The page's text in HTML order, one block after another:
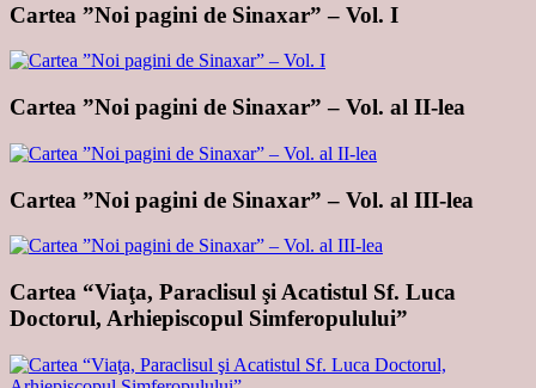
Cartea ”Noi pagini de Sinaxar” – Vol. I
Cartea ”Noi pagini de Sinaxar” – Vol. al II-lea
Cartea ”Noi pagini de Sinaxar” – Vol. al III-lea
Cartea “Viaţa, Paraclisul şi Acatistul Sf. Luca
Doctorul, Arhiepiscopul Simferopulului”